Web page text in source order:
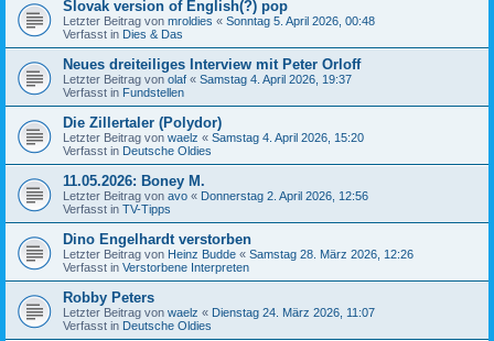
Slovak version of English(?) pop
Letzter Beitrag von mroldies « Sonntag 5. April 2026, 00:48
Verfasst in Dies & Das
Neues dreiteiliges Interview mit Peter Orloff
Letzter Beitrag von olaf « Samstag 4. April 2026, 19:37
Verfasst in Fundstellen
Die Zillertaler (Polydor)
Letzter Beitrag von waelz « Samstag 4. April 2026, 15:20
Verfasst in Deutsche Oldies
11.05.2026: Boney M.
Letzter Beitrag von avo « Donnerstag 2. April 2026, 12:56
Verfasst in TV-Tipps
Dino Engelhardt verstorben
Letzter Beitrag von Heinz Budde « Samstag 28. März 2026, 12:26
Verfasst in Verstorbene Interpreten
Robby Peters
Letzter Beitrag von waelz « Dienstag 24. März 2026, 11:07
Verfasst in Deutsche Oldies